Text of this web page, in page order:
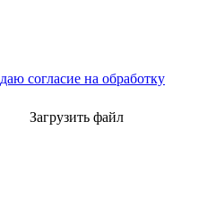
даю согласие на обработку
Загрузить файл